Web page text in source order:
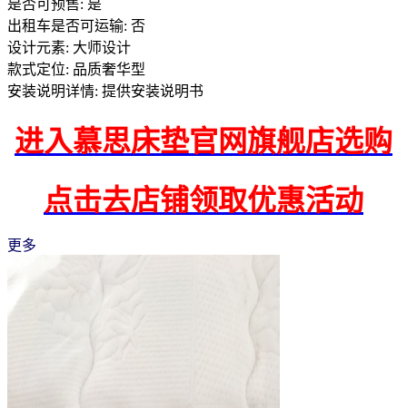
是否可预售: 是
出租车是否可运输: 否
设计元素: 大师设计
款式定位: 品质奢华型
安装说明详情: 提供安装说明书
进入慕思床垫官网旗舰店选购
点击去店铺领取优惠活动
更多